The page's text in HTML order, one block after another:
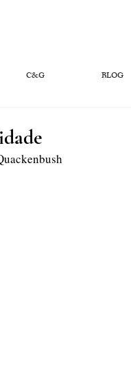
C&G BLOG